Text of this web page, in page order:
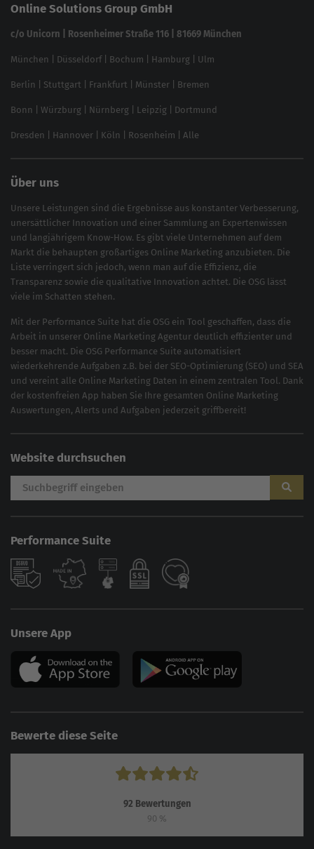
feed2content.ai
In ChatGPT gefunden werden
Linkbuilding 2025
Local SEO
SEO für Online Shops
Brand Monitoring 2025
Online Solutions Group GmbH
c/o Unicorn | Rosenheimer Straße 116 | 81669 München
München Düsseldorf| Bochum Hamburg Ulm
Berlin Stuttgart Frankfurt Münster Bremen
Bonn Würzburg Nürnberg Leipzig Dortmund
Dresden Hannover Köln Rosenheim Alle
Über uns
Unsere Leistungen sind die Ergebnisse aus konstanter Verbesserung,
unersättlicher Innovation und einer Sammlung an Expertenwissen
und langjährigem Know-How. Es gibt viele Unternehmen auf dem
Markt die behaupten großartiges Online Marketing anzubieten. Die
Liste verringert sich jedoch, wenn man auf die Effizienz, die
Transparenz sowie die qualitative Innovation achtet. Die OSG lässt
viele im Schatten stehen.
Mit der Performance Suite hat die OSG ein Tool geschaffen, dass die
Arbeit in unserer Online Marketing Agentur deutlich effizienter und
besser macht. Die OSG Performance Suite automatisiert
wiederkehrende Aufgaben z.B. bei der SEO-Optimierung (SEO) und SEA
und vereint alle Online Marketing Daten in einem zentralen Tool. Dank
der kostenfreien App haben Sie Ihre gesamten Online Marketing
Auswertungen, Alerts und Aufgaben jederzeit griffbereit!
Website durchsuchen
Performance Suite
Unsere App
Bewerte diese Seite
92 Bewertungen
90 %